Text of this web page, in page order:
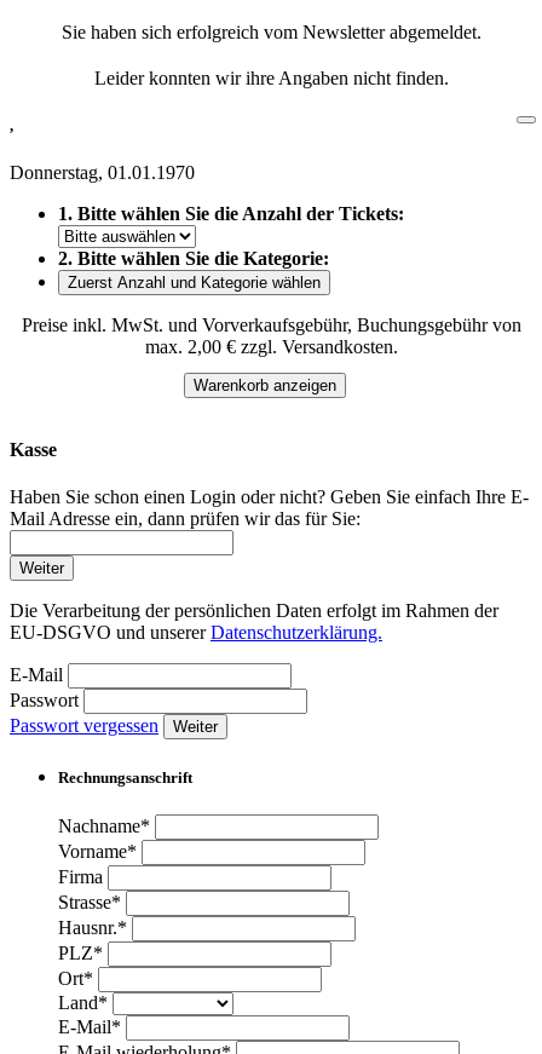
Sie haben sich erfolgreich vom Newsletter abgemeldet.
Leider konnten wir ihre Angaben nicht finden.
,
Donnerstag, 01.01.1970
1. Bitte wählen Sie die Anzahl der Tickets:
2. Bitte wählen Sie die Kategorie:
Zuerst Anzahl und Kategorie wählen
Preise inkl. MwSt. und Vorverkaufsgebühr, Buchungsgebühr von
max. 2,00 € zzgl. Versandkosten.
Warenkorb anzeigen
Kasse
Haben Sie schon einen Login oder nicht? Geben Sie einfach Ihre E-
Mail Adresse ein, dann prüfen wir das für Sie:
Weiter
Die Verarbeitung der persönlichen Daten erfolgt im Rahmen der
EU-DSGVO und unsererDatenschutzerklärung.
E-Mail
Passwort
Passwort vergessen
Weiter
Rechnungsanschrift
Nachname*
Vorname*
Firma
Strasse*
Hausnr.*
PLZ*
Ort*
Land*
E-Mail*